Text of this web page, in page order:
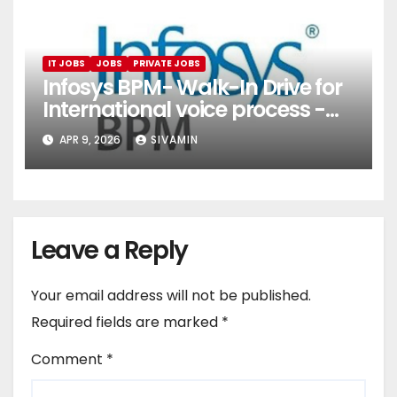
IT JOBS JOBS PRIVATE JOBS
Infosys BPM- Walk-In Drive for
International voice process -
Pune
APR 9, 2026 SIVAMIN
Leave a Reply
Your email address will not be published.
Required fields are marked *
Comment *